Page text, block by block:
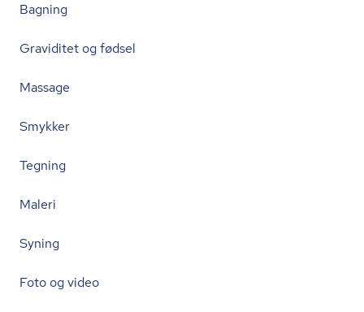
Bagning
Graviditet og fødsel
Massage
Smykker
Tegning
Maleri
Syning
Foto og video